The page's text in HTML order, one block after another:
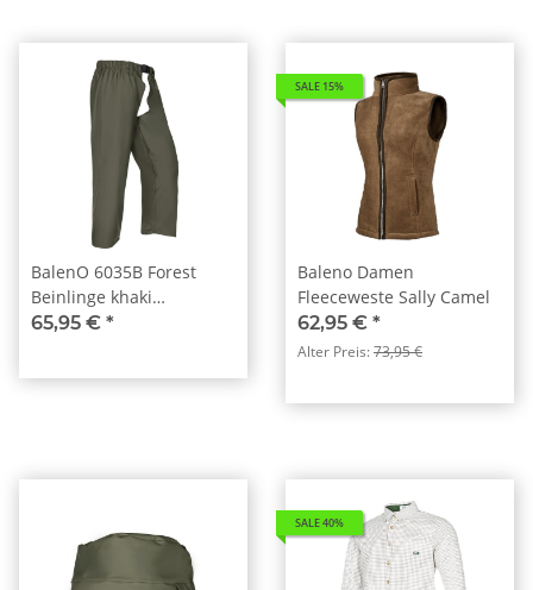
BalenO 6035B Forest
Beinlinge khaki
Flexothane®
65,95 € *
SALE 15%
Baleno Damen
Fleeceweste Sally Camel
62,95 € *
Alter Preis:73,95 €
SALE 40%